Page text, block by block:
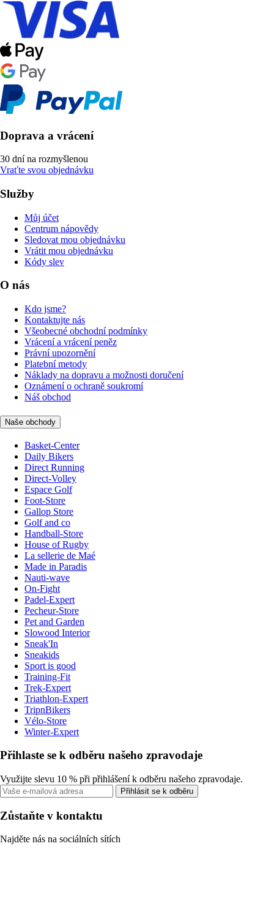
Doprava a vrácení
30 dní na rozmyšlenou
Vraťte svou objednávku
Služby
Můj účet
Centrum nápovědy
Sledovat mou objednávku
Vrátit mou objednávku
Kódy slev
O nás
Kdo jsme?
Kontaktujte nás
Všeobecné obchodní podmínky
Vrácení a vrácení peněz
Právní upozornění
Platební metody
Náklady na dopravu a možnosti doručení
Oznámení o ochraně soukromí
Náš obchod
Naše obchody
Basket-Center
Daily Bikers
Direct Running
Direct-Volley
Espace Golf
Foot-Store
Gallop Store
Golf and co
Handball-Store
House of Rugby
La sellerie de Maé
Made in Paradis
Nauti-wave
On-Fight
Padel-Expert
Pecheur-Store
Pet and Garden
Slowood Interior
Sneak'In
Sneakids
Sport is good
Training-Fit
Trek-Expert
Triathlon-Expert
TripnBikers
Vélo-Store
Winter-Expert
Přihlaste se k odběru našeho zpravodaje
Využijte slevu 10 % při přihlášení k odběru našeho zpravodaje.
Přihlásit se k odběru
Zůstaňte v kontaktu
Najděte nás na sociálních sítích